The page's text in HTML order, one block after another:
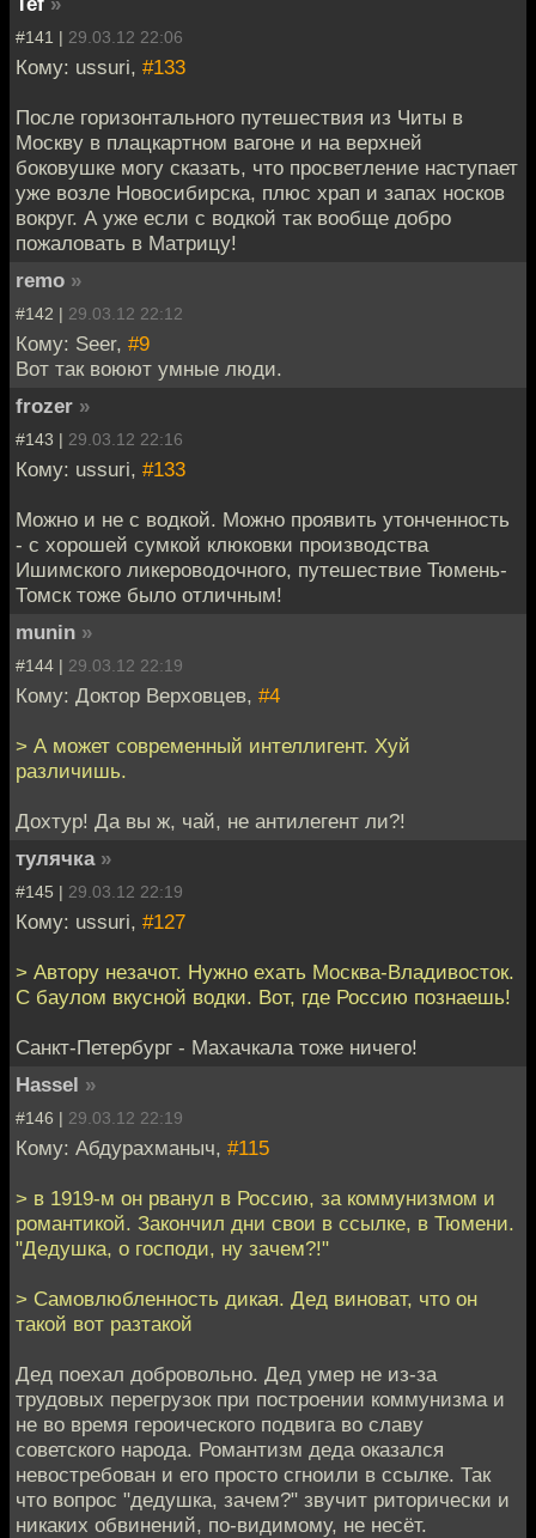
#141 | 29.03.12 22:06
Кому: ussuri, #133
После горизонтального путешествия из Читы в
Москву в плацкартном вагоне и на верхней
боковушке могу сказать, что просветление наступает
уже возле Новосибирска, плюс храп и запах носков
вокруг. А уже если с водкой так вообще добро
пожаловать в Матрицу!
remo »
#142 | 29.03.12 22:12
Кому: Seer, #9
Вот так воюют умные люди.
frozer »
#143 | 29.03.12 22:16
Кому: ussuri, #133
Можно и не с водкой. Можно проявить утонченность
- с хорошей сумкой клюковки производства
Ишимского ликероводочного, путешествие Тюмень-
Томск тоже было отличным!
munin »
#144 | 29.03.12 22:19
Кому: Доктор Верховцев, #4
> А может современный интеллигент. Хуй
различишь.
Дохтур! Да вы ж, чай, не антилегент ли?!
тулячка »
#145 | 29.03.12 22:19
Кому: ussuri, #127
> Автору незачот. Нужно ехать Москва-Владивосток.
С баулом вкусной водки. Вот, где Россию познаешь!
Санкт-Петербург - Махачкала тоже ничего!
Hassel »
#146 | 29.03.12 22:19
Кому: Абдурахманыч, #115
> в 1919-м он рванул в Россию, за коммунизмом и
романтикой. Закончил дни свои в ссылке, в Тюмени.
"Дедушка, о господи, ну зачем?!"
> Самовлюбленность дикая. Дед виноват, что он
такой вот разтакой
Дед поехал добровольно. Дед умер не из-за
трудовых перегрузок при построении коммунизма и
не во время героического подвига во славу
советского народа. Романтизм деда оказался
невостребован и его просто сгноили в ссылке. Так
что вопрос "дедушка, зачем?" звучит риторически и
никаких обвинений, по-видимому, не несёт.